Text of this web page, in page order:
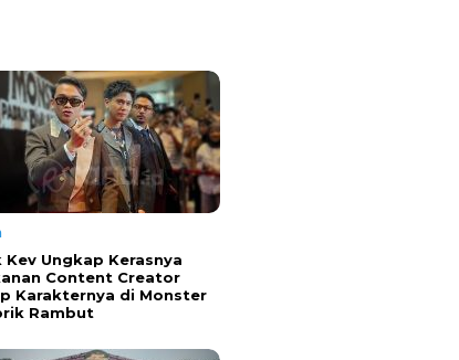
Kev Ungkap Kerasnya
Content Creator
Karakternya di Monster
Rambut